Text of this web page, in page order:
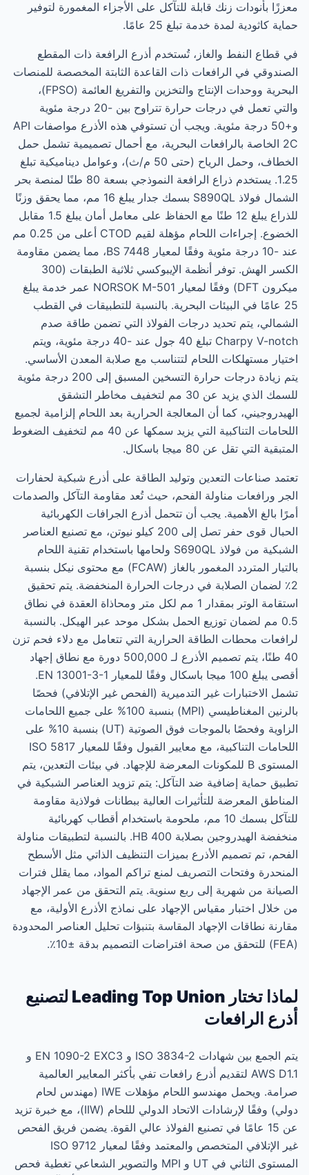
معززًا بأنودات زنك قابلة للتآكل على الأجزاء المغمورة لتوفير
حماية كاثودية لمدة خدمة تبلغ 25 عامًا.
في قطاع النفط والغاز، تُستخدم أذرع الرافعة ذات المقطع
الصندوقي في الرافعات ذات القاعدة الثابتة المخصصة للمنصات
البحرية ووحدات الإنتاج والتخزين والتفريغ العائمة (FPSO)،
والتي تعمل في درجات حرارة تتراوح بين -20 درجة مئوية
و+50 درجة مئوية. ويجب أن تستوفي هذه الأذرع مواصفات API
2C الخاصة بالرافعات البحرية، مع أحمال تصميمية تشمل حمل
الخطاف، وحمل الرياح (حتى 50 م/ث)، وعوامل ديناميكية تبلغ
1.25. يستخدم ذراع الرافعة النموذجي بسعة 80 طنًا لمنصة بحر
الشمال فولاذ S890QL بسمك جدار يبلغ 16 مم، مما يحقق وزنًا
للذراع يبلغ 12 طنًا مع الحفاظ على معامل أمان يبلغ 1.5 مقابل
الخضوع. إجراءات اللحام مؤهلة لقيم CTOD أعلى من 0.25 مم
عند -10 درجة مئوية وفقًا لمعيار BS 7448، مما يضمن مقاومة
الكسر الهش. توفر أنظمة الإيبوكسي ثلاثية الطبقات (300
ميكرون DFT) وفقًا لمعيار NORSOK M-501 عمر خدمة يبلغ
25 عامًا في البيئات البحرية. بالنسبة للتطبيقات في القطب
الشمالي، يتم تحديد درجات الفولاذ التي تضمن طاقة صدم
Charpy V-notch تبلغ 40 جول عند -40 درجة مئوية، ويتم
اختيار مستهلكات اللحام لتتناسب مع صلابة المعدن الأساسي.
يتم زيادة درجات حرارة التسخين المسبق إلى 200 درجة مئوية
للسمك الذي يزيد عن 30 مم لتخفيف مخاطر التشقق
الهيدروجيني، كما أن المعالجة الحرارية بعد اللحام إلزامية لجميع
اللحامات التناكبية التي يزيد سمكها عن 40 مم لتخفيف الضغوط
المتبقية التي تقل عن 80 ميجا باسكال.
تعتمد صناعات التعدين وتوليد الطاقة على أذرع شبكية لحفارات
الجر ورافعات مناولة الفحم، حيث تُعد مقاومة التآكل والصدمات
أمرًا بالغ الأهمية. يجب أن تتحمل أذرع الجرافات الكهربائية
الحبال قوى حفر تصل إلى 200 كيلو نيوتن، مع تصنيع العناصر
الشبكية من فولاذ S690QL ولحامها باستخدام تقنية اللحام
بالتيار المتردد المغمور بالغاز (FCAW) مع محتوى نيكل بنسبة
2٪ لضمان الصلابة في درجات الحرارة المنخفضة. يتم تحقيق
استقامة الوتر بمقدار 1 مم لكل متر ومحاذاة العقدة في نطاق
0.5 مم لضمان توزيع الحمل بشكل موحد عبر الهيكل. بالنسبة
لرافعات محطات الطاقة الحرارية التي تتعامل مع دلاء فحم تزن
40 طنًا، يتم تصميم الأذرع لـ 500,000 دورة مع نطاق إجهاد
أقصى يبلغ 100 ميجا باسكال وفقًا للمعيار EN 13001-3-1.
تشمل الاختبارات غير التدميرية (الفحص غير الإتلافي) فحصًا
بالرنين المغناطيسي (MPI) بنسبة 100% على جميع اللحامات
الزاوية وفحصًا بالموجات فوق الصوتية (UT) بنسبة 10% على
اللحامات التناكبية، مع معايير القبول وفقًا للمعيار ISO 5817
المستوى B للمكونات المعرضة للإجهاد. في بيئات التعدين، يتم
تطبيق حماية إضافية ضد التآكل: يتم تزويد العناصر الشبكية في
المناطق المعرضة للتأثيرات العالية ببطانات فولاذية مقاومة
للتآكل بسمك 10 مم، ملحومة باستخدام أقطاب كهربائية
منخفضة الهيدروجين بصلابة 400 HB. بالنسبة لتطبيقات مناولة
الفحم، تم تصميم الأذرع بميزات التنظيف الذاتي مثل الأسطح
المنحدرة وفتحات التصريف لمنع تراكم المواد، مما يقلل فترات
الصيانة من شهرية إلى ربع سنوية. يتم التحقق من عمر الإجهاد
من خلال اختبار مقياس الإجهاد على نماذج الأذرع الأولية، مع
مقارنة نطاقات الإجهاد المقاسة بتنبؤات تحليل العناصر المحدودة
(FEA) للتحقق من صحة افتراضات التصميم بدقة ±10٪.
لماذا تختار Leading Top Union لتصنيع
أذرع الرافعات
يتم الجمع بين شهادات ISO 3834-2 و EN 1090-2 EXC3 و
AWS D1.1 لتقديم أذرع رافعات تفي بأكثر المعايير العالمية
صرامة. ويحمل مهندسو اللحام مؤهلات IWE (مهندس لحام
دولي) وفقًا لإرشادات الاتحاد الدولي لللحام (IIW)، مع خبرة تزيد
عن 15 عامًا في تصنيع الفولاذ عالي القوة. يضمن فريق الفحص
غير الإتلافي المتخصص والمعتمد وفقًا لمعيار ISO 9712
المستوى الثاني في UT و MPI والتصوير الشعاعي تغطية فحص